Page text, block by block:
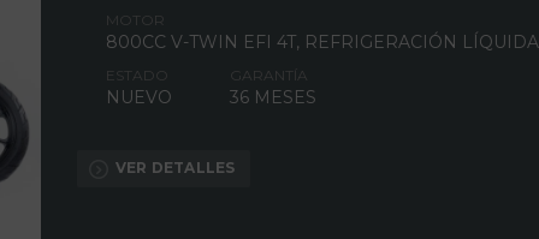
MOTOR
800CC V-TWIN EFI 4T, REFRIGERACIÓN LÍQUIDA
ESTADO
NUEVO
GARANTÍA
36 MESES
VER DETALLES